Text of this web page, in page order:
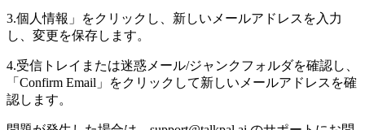
3.個人情報」をクリックし、新しいメールアドレスを入力
し、変更を保存します。
4.受信トレイまたは迷惑メール/ジャンクフォルダを確認し、
「Confirm Email」をクリックして新しいメールアドレスを確
認します。